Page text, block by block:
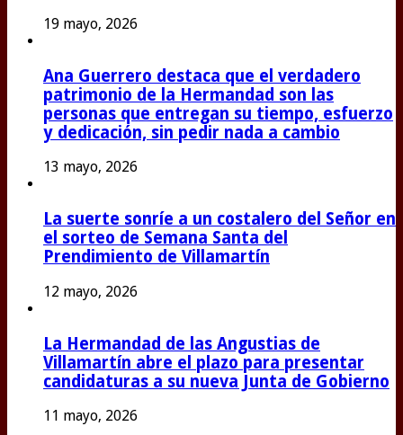
19 mayo, 2026
Ana Guerrero destaca que el verdadero
patrimonio de la Hermandad son las
personas que entregan su tiempo, esfuerzo
y dedicación, sin pedir nada a cambio
13 mayo, 2026
La suerte sonríe a un costalero del Señor en
el sorteo de Semana Santa del
Prendimiento de Villamartín
12 mayo, 2026
La Hermandad de las Angustias de
Villamartín abre el plazo para presentar
candidaturas a su nueva Junta de Gobierno
11 mayo, 2026